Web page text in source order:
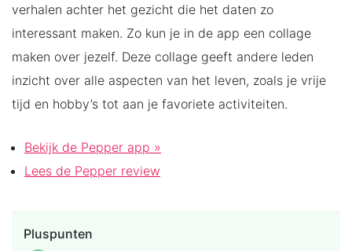
verhalen achter het gezicht die het daten zo
interessant maken. Zo kun je in de app een collage
maken over jezelf. Deze collage geeft andere leden
inzicht over alle aspecten van het leven, zoals je vrije
tijd en hobby’s tot aan je favoriete activiteiten.
Bekijk de Pepper app »
Lees de Pepper review
Pluspunten